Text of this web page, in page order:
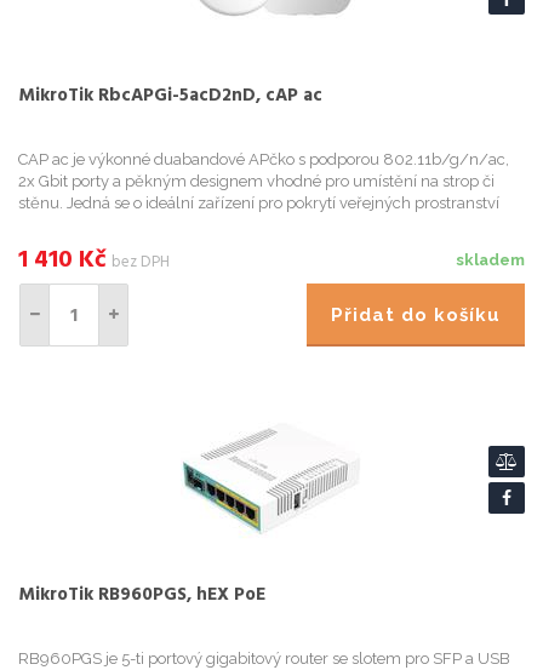
MikroTik RbcAPGi-5acD2nD, cAP ac
CAP ac je výkonné duabandové APčko s podporou 802.11b/g/n/ac,
2x Gbit porty a pěkným designem vhodné pro umístění na strop či
stěnu. Jedná se o ideální zařízení pro pokrytí veřejných prostranství
skladem
1 410 Kč bez DPH
Přidat do košíku
MikroTik RB960PGS, hEX PoE
RB960PGS je 5-ti portový gigabitový router se slotem pro SFP a USB